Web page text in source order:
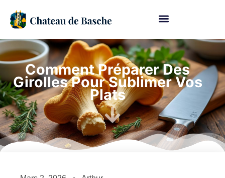
Comment Préparer Des
Girolles Pour Sublimer Vos
Plats